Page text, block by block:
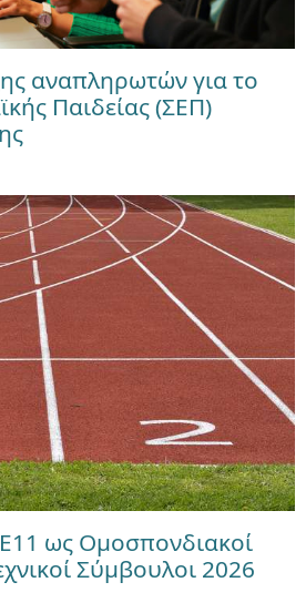
αναπληρωτών για το
Παιδείας (ΣΕΠ)
ως Ομοσπονδιακοί
Σύμβουλοι 2026